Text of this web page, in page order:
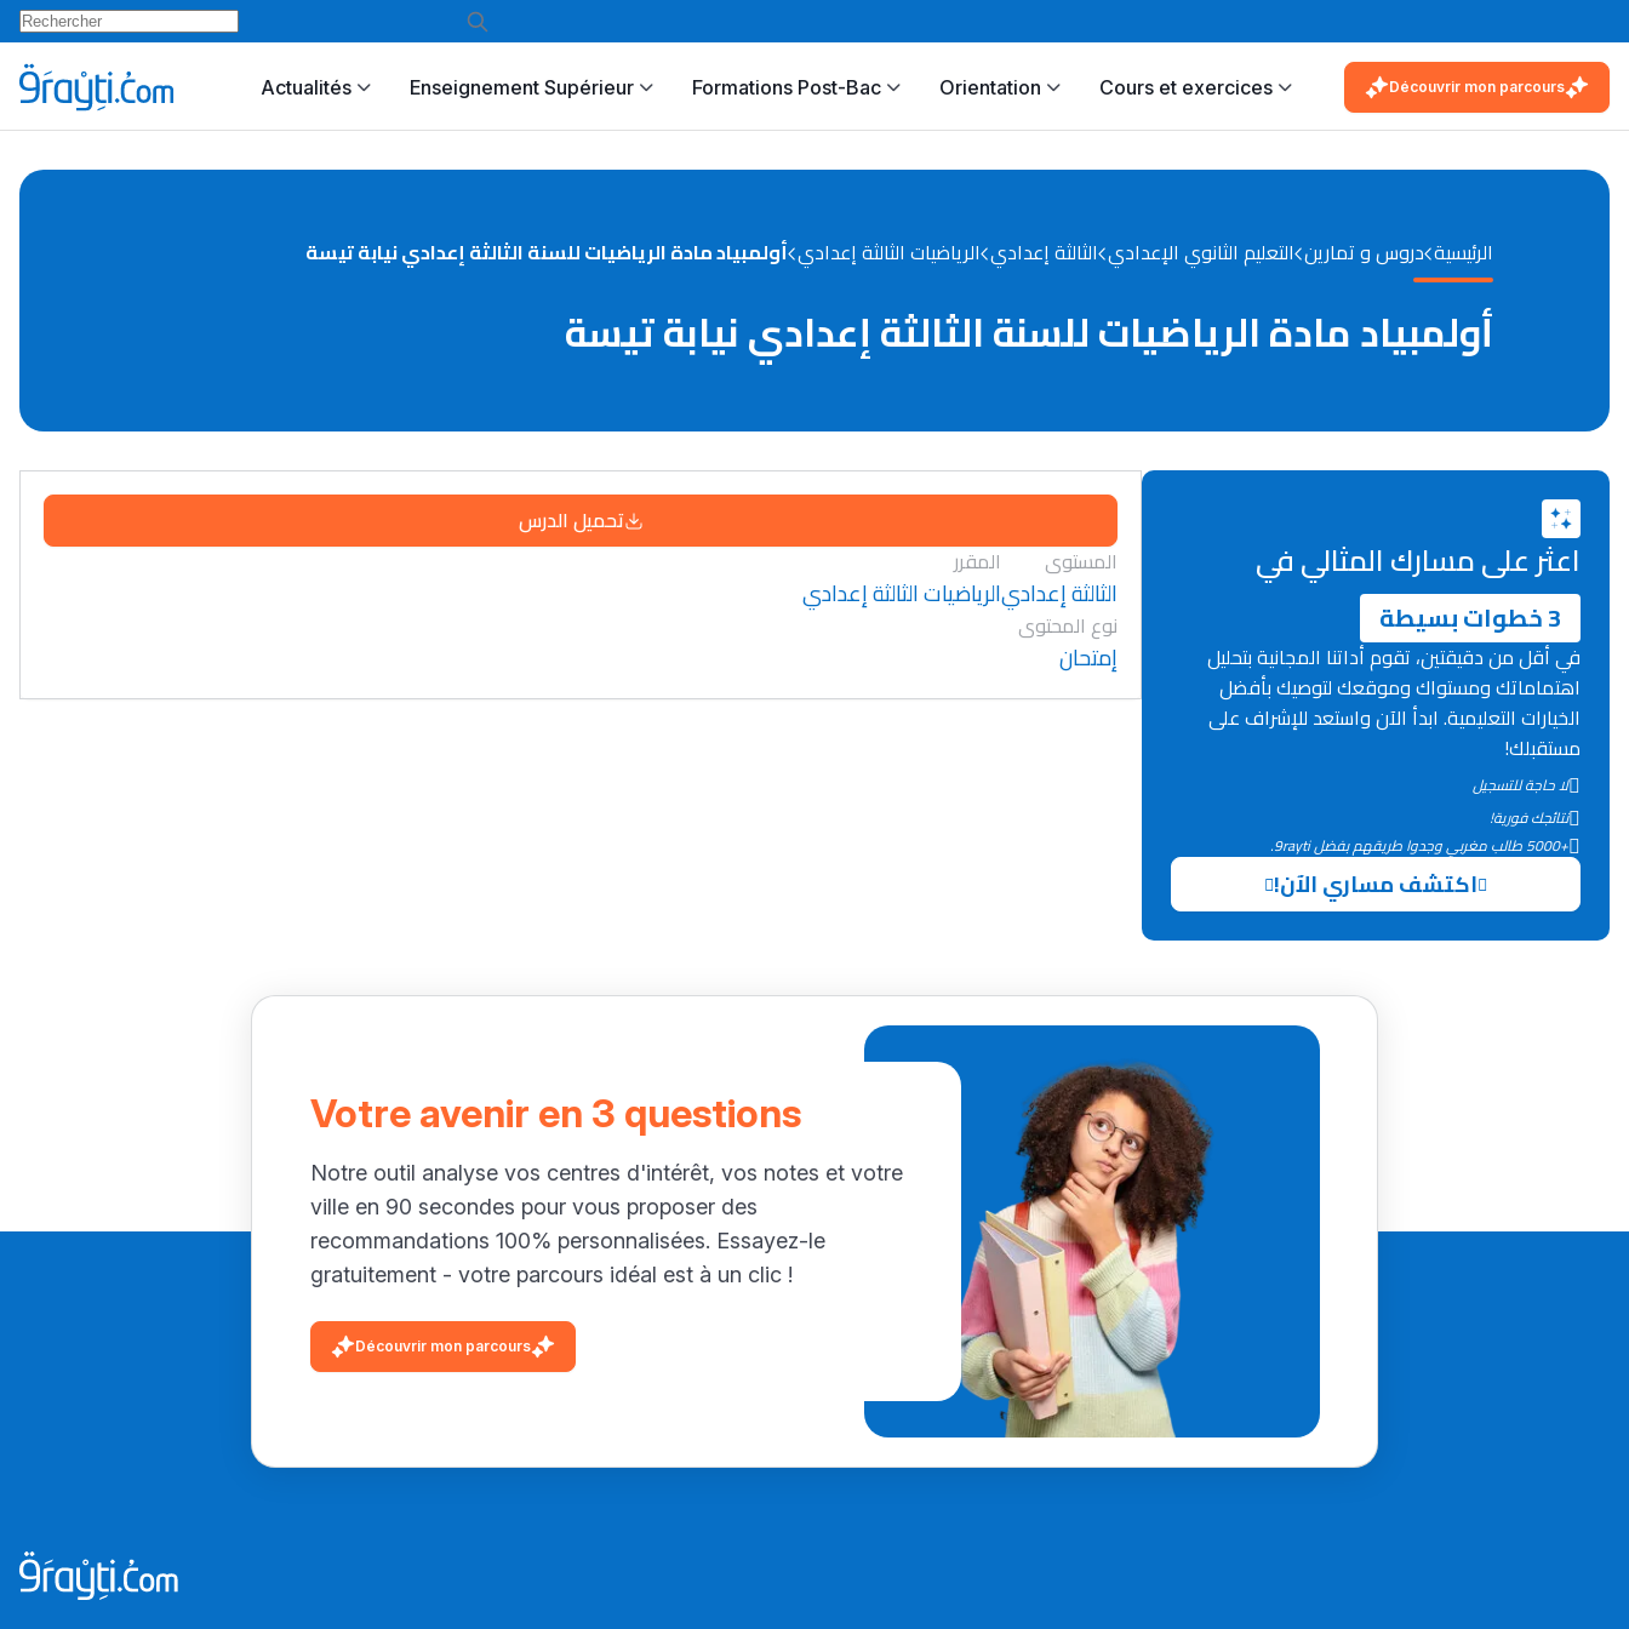
Actualités Enseignement Supérieur Formations Post-Bac Orientation Cours et exercices Découvrir mon parcours
الرئيسية دروس و تمارين التعليم الثانوي الإعدادي الثالثة إعدادي الرياضيات الثالثة إعدادي أولمبياد مادة الرياضيات للسنة الثالثة إعدادي نيابة تيسة
أولمبياد مادة الرياضيات للسنة الثالثة إعدادي نيابة تيسة
تحميل الدرس
المستوى
الثالثة إعدادي
المقرر
الرياضيات الثالثة إعدادي
نوع المحتوى
إمتحان
اعثر على مسارك المثالي في
3 خطوات بسيطة
في أقل من دقيقتين، تقوم أداتنا المجانية بتحليل
اهتماماتك ومستواك وموقعك لتوصيك بأفضل
الخيارات التعليمية. ابدأ الآن واستعد للإشراف على
مستقبلك!
لا حاجة للتسجيل
نتائجك فورية!
+5000 طالب مغربي وجدوا طريقهم بفضل 9rayti.
اكتشف مساري الآن!
Votre avenir en 3 questions
Notre outil analyse vos centres d'intérêt, vos notes et votre
ville en 90 secondes pour vous proposer des
recommandations 100% personnalisées. Essayez-le
gratuitement - votre parcours idéal est à un clic !
Découvrir mon parcours